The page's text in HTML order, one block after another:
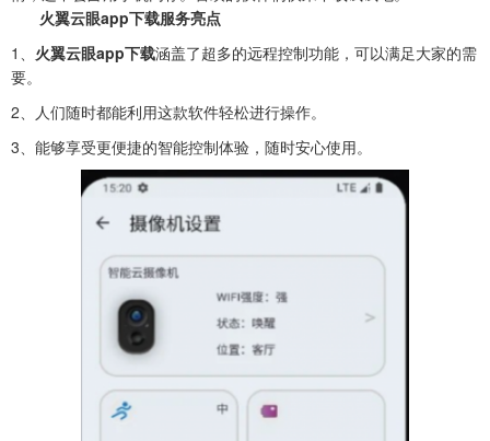
火翼云眼app下载服务亮点
1、 火翼云眼app下载涵盖了超多的远程控制功能，可以满足大家的需
要。
2、人们随时都能利用这款软件轻松进行操作。
3、能够享受更便捷的智能控制体验，随时安心使用。